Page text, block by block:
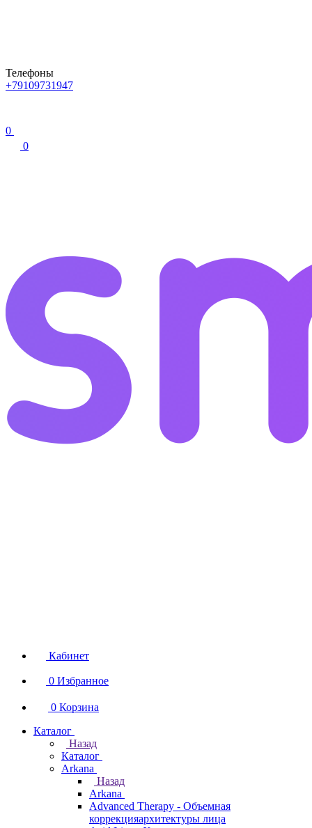
Телефоны
+79109731947
0
0
Кабинет
0 Избранное
0 Корзина
Каталог
Назад
Каталог
Arkana
Назад
Arkana
Advanced Therapy - Объемная
коррекцияархитектуры лица